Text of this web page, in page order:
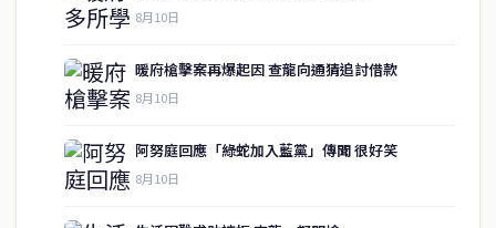
8月10日
暖府槍擊案再爆起因 查龍向通猜追討借款
8月10日
阿努庭回應「綠蛇加入藍黨」傳聞 很好笑
8月10日